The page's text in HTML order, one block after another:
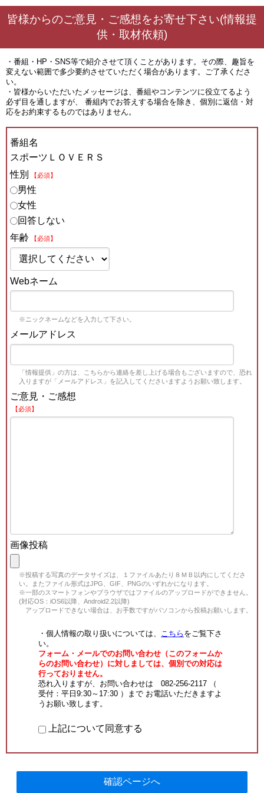
皆様からのご意見・ご感想をお寄せ下さい(情報提
供・取材依頼)
・番組・HP・SNS等で紹介させて頂くことがあります。その際、趣旨を
変えない範囲で多少要約させていただく場合があります。ご了承くださ
い。
・皆様からいただいたメッセージは、番組やコンテンツに役立てるよう
必ず目を通しますが、 番組内でお答えする場合を除き、個別に返信・対
応をお約束するものではありません。
番組名
スポーツＬＯＶＥＲＳ
性別
【必須】
男性
女性
回答しない
年齢
【必須】
Webネーム
※ニックネームなどを入力して下さい。
メールアドレス
「情報提供」の方は、こちらから連絡を差し上げる場合もございますので、恐れ
入りますが「メールアドレス」を記入してくださいますようお願い致します。
ご意見・ご感想
【必須】
画像投稿
※投稿する写真のデータサイズは、１ファイルあたり８ＭＢ以内にしてくださ
い。またファイル形式はJPG、GIF、PNGのいずれかになります。
※一部のスマートフォンやブラウザではファイルのアップロードができません。
(対応OS：iOS6以降、Android2.2以降)
アップロードできない場合は、お手数ですがパソコンから投稿お願いします。
・個人情報の取り扱いについては、 こちら をご覧下さ
い。
フォーム・メールでのお問い合わせ（このフォームか
らのお問い合わせ）に対しましては、個別での対応は
行っておりません。
恐れ入りますが、お問い合わせは 082-256-2117 （
受付：平日9:30～17:30 ）まで お電話いただきますよ
うお願い致します。
上記について同意する
確認ページへ